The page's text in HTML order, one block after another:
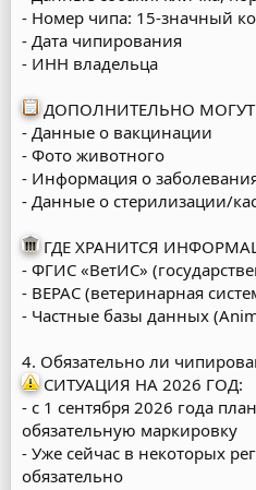
- Номер чипа: 15-значный
- Дата чипирования
- ИНН владельца
ДОПОЛНИТЕЛЬНО МОГУТ
- Данные о вакцинации
- Фото животного
- Информация о
- Данные о стерилизации/
ГДЕ ХРАНИТСЯ
- ФГИС «ВетИС»
- ВЕРАС (ветеринарная
- Частные базы данных
4. Обязательно ли
СИТУАЦИЯ НА 2026 ГОД:
- с 1 сентября 2026 года
обязательную маркировку
- Уже сейчас в некоторых
обязательно